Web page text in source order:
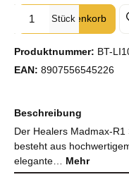
Produkt Anzahl: Gib
Stück
In den Warenkorb
Produktnummer: BT-
EAN: 8907556545226
Beschreibung
Der Healers Madmax-
besteht aus
elegante… Mehr